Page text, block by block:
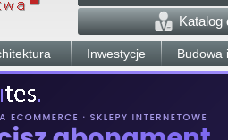
Katalog
Inwestycje Budowa